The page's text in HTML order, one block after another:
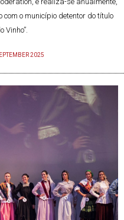
o município detentor do título
Vinho”.
2025